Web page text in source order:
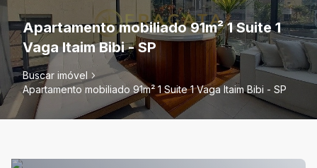
Apartamento mobiliado 91m² 1 Suite 1
Vaga Itaim Bibi - SP
Buscar imóvel
Apartamento mobiliado 91m² 1 Suite 1 Vaga Itaim Bibi - SP